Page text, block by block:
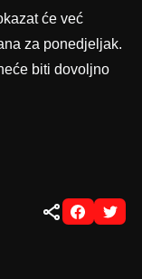
će već
za ponedjeljak.
biti dovoljno